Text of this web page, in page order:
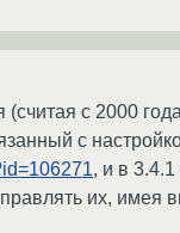
(считая с 2000
с
, и в
их,